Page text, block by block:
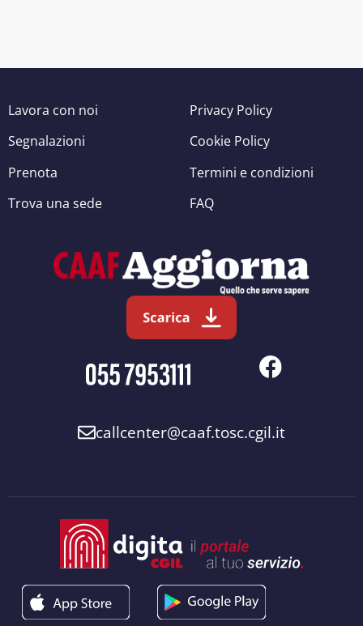
Lavora con noi
Segnalazioni
Prenota
Trova una sede
Privacy Policy
Cookie Policy
Termini e condizioni
FAQ
callcenter@caaf.tosc.cgil.it